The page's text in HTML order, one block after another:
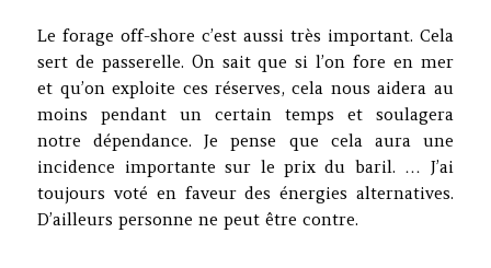
Le forage off-shore c’est aussi très important. Cela
sert de passerelle. On sait que si l’on fore en mer
et qu’on exploite ces réserves, cela nous aidera au
moins pendant un certain temps et soulagera
notre dépendance. Je pense que cela aura une
incidence importante sur le prix du baril. … J’ai
toujours voté en faveur des énergies alternatives.
D’ailleurs personne ne peut être contre.